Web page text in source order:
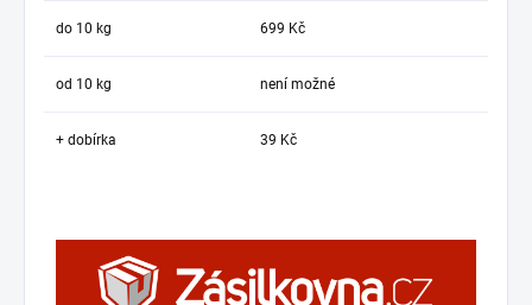
do 10 kg 699 Kč
od 10 kg není možné
+ dobírka 39 Kč